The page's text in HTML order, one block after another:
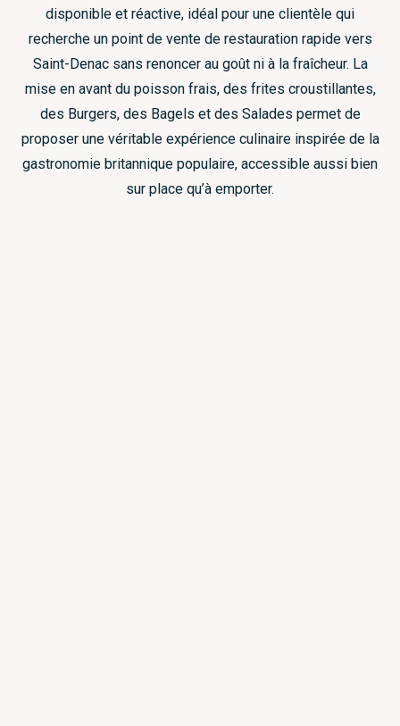
disponible et réactive, idéal pour une clientèle qui
recherche un point de vente de restauration rapide vers
Saint-Denac sans renoncer au goût ni à la fraîcheur. La
mise en avant du poisson frais, des frites croustillantes,
des Burgers, des Bagels et des Salades permet de
proposer une véritable expérience culinaire inspirée de la
gastronomie britannique populaire, accessible aussi bien
sur place qu’à emporter.